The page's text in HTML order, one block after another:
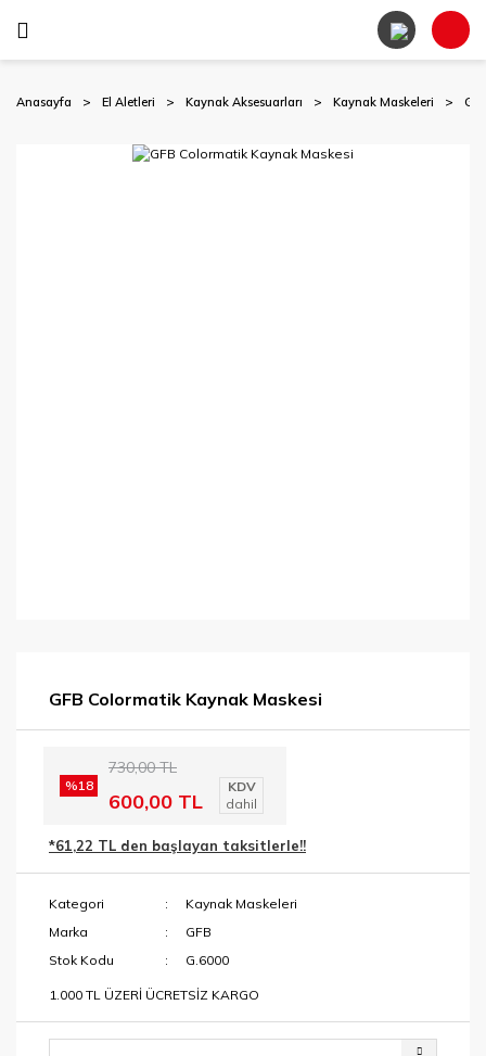
Anasayfa El Aletleri Kaynak Aksesuarları Kaynak Maskeleri
GFB Colormatik Kaynak Maskesi
%18
730,00 TL
600,00 TL
KDV
dahil
*61,22 TL den başlayan taksitlerle!!
Kategori
Kaynak Maskeleri
Marka
GFB
Stok Kodu
G.6000
1.000 TL ÜZERİ ÜCRETSİZ KARGO